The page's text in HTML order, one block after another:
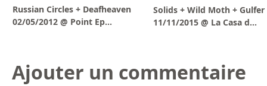
Russian Circles + Deafheaven
02/05/2012 @ Point Ep...
Solids + Wild Moth + Gulfer
11/11/2015 @ La Casa d...
Ajouter un commentaire